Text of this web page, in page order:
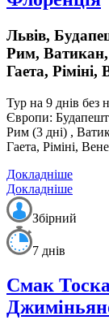
Львів,
Рим, Ватикан,
Гаета, Ріміні,
Тур на 9 днів без
Європи: Будапешт
Рим (3 дні) ,
Гаета, Ріміні,
Докладніше
Докладніше
Збірний
7 днів
Смак